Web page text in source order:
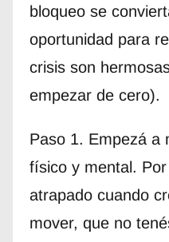
bloqueo se
oportunidad para
crisis son
empezar de cero).
Paso 1. Empezá a
físico y mental.
atrapado cuando
mover, que no